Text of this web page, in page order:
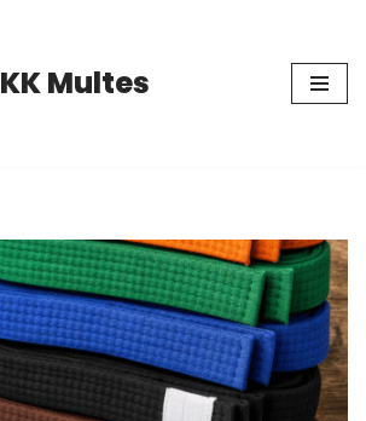
KK Multes